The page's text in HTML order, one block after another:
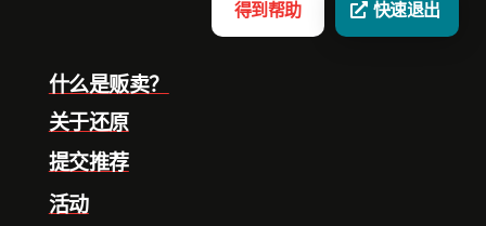
得到帮助 快速退出
什么是贩卖？
关于还原
提交推荐
活动